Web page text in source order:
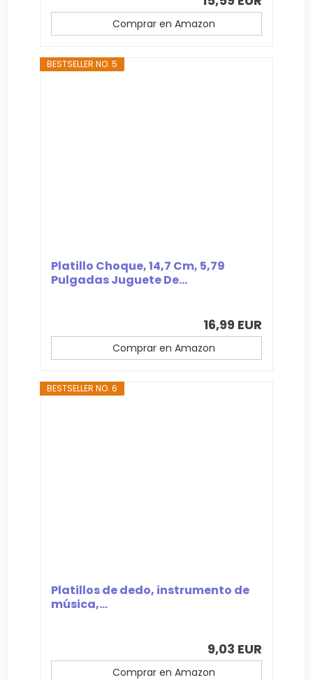
Comprar en Amazon
BESTSELLER NO. 5
Platillo Choque, 14,7 Cm, 5,79
Pulgadas Juguete De...
16,99 EUR
Comprar en Amazon
BESTSELLER NO. 6
Platillos de dedo, instrumento de
música,...
9,03 EUR
Comprar en Amazon